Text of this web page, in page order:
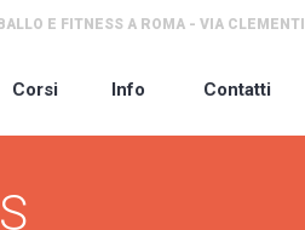
E FITNESS A ROMA - VIA
Corsi Info Contatti